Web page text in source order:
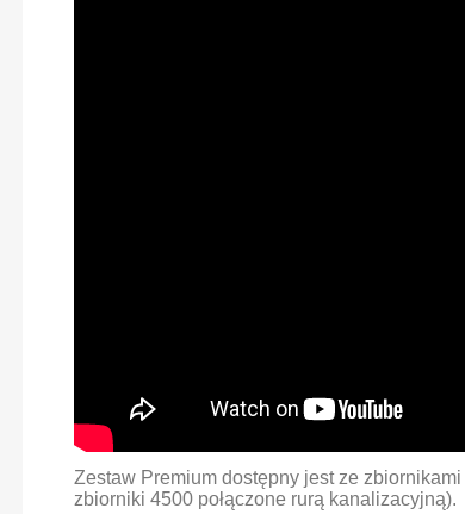
Zestaw Premium dostępny jest ze
zbiorniki 4500 połączone rurą kanalizacyjną).